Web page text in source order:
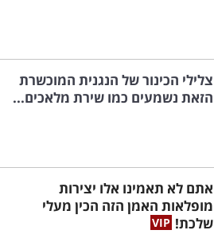
צלילי הכינור של הנגנית המוכשרת
הזאת נשמעים כמו שירת מלאכים...
אתם לא תאמינו אלו יצירות
מופלאות האמן הזה הכין מעלי
שלכת!